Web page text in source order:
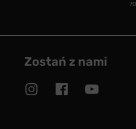
Zostań z nami